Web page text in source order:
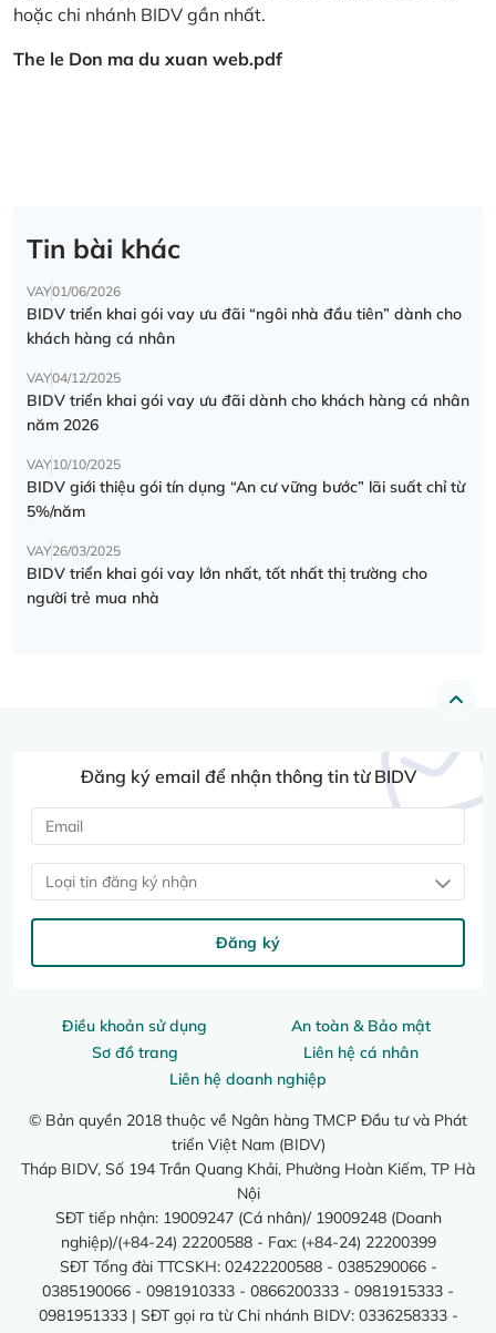
hoặc chi nhánh BIDV gần nhất.
The le Don ma du xuan web.pdf
Tin bài khác
VAY01/06/2026
BIDV triển khai gói vay ưu đãi “ngôi nhà đầu tiên” dành cho
khách hàng cá nhân
VAY04/12/2025
BIDV triển khai gói vay ưu đãi dành cho khách hàng cá nhân
năm 2026
VAY10/10/2025
BIDV giới thiệu gói tín dụng “An cư vững bước” lãi suất chỉ từ
5%/năm
VAY26/03/2025
BIDV triển khai gói vay lớn nhất, tốt nhất thị trường cho
người trẻ mua nhà
Điều khoản sử dụng
An toàn & Bảo mật
Sơ đồ trang
Liên hệ cá nhân
Liên hệ doanh nghiệp
© Bản quyền 2018 thuộc về Ngân hàng TMCP Đầu tư và Phát
triển Việt Nam (BIDV)
Tháp BIDV, Số 194 Trần Quang Khải, Phường Hoàn Kiếm, TP Hà
Nội
SĐT tiếp nhận: 19009247 (Cá nhân)/ 19009248 (Doanh
nghiệp)/(+84-24) 22200588 - Fax: (+84-24) 22200399
SĐT Tổng đài TTCSKH: 02422200588 - 0385290066 -
0385190066 - 0981910333 - 0866200333 - 0981915333 -
0981951333 | SĐT gọi ra từ Chi nhánh BIDV: 0336258333 -
Đăng ký email để nhận thông tin từ BIDV
Loại tin đăng ký nhận
Đăng ký